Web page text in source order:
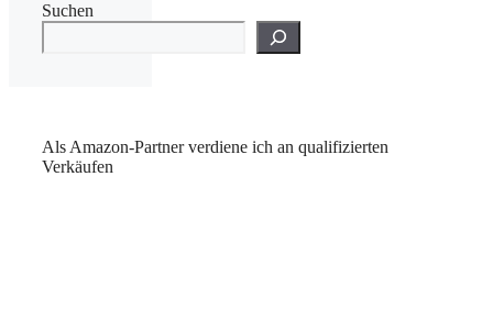
Suchen
Als Amazon-Partner verdiene ich an qualifizierten
Verkäufen